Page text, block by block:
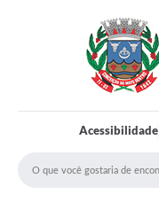
Acessibilidade